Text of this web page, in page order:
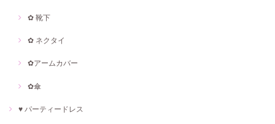
✿ 靴下
✿ ネクタイ
✿アームカバー
✿傘
♥ パーティードレス